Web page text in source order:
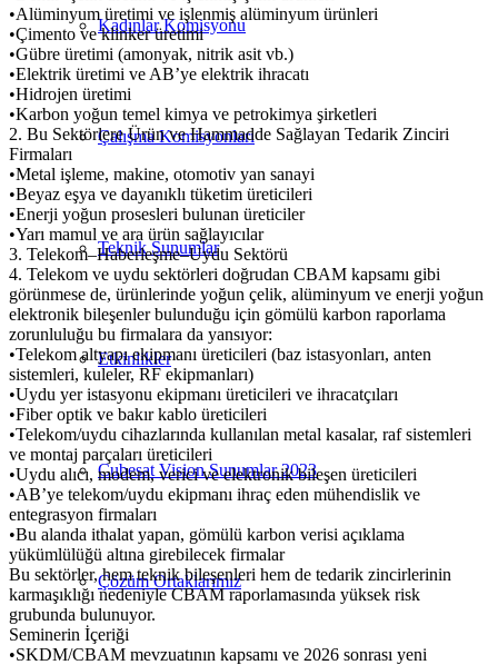
Kadınlar Komisyonu
Çalışma Komisyonları
Teknik Sunumlar
Etkinlikler
Cubesat Vision Sunumlar 2023
Çözüm Ortaklarımız
•Alüminyum üretimi ve işlenmiş alüminyum ürünleri
•Çimento ve klinker üretimi
•Gübre üretimi (amonyak, nitrik asit vb.)
•Elektrik üretimi ve AB’ye elektrik ihracatı
•Hidrojen üretimi
•Karbon yoğun temel kimya ve petrokimya şirketleri
2. Bu Sektörlere Ürün ve Hammadde Sağlayan Tedarik Zinciri
Firmaları
•Metal işleme, makine, otomotiv yan sanayi
•Beyaz eşya ve dayanıklı tüketim üreticileri
•Enerji yoğun prosesleri bulunan üreticiler
•Yarı mamul ve ara ürün sağlayıcılar
3. Telekom–Haberleşme–Uydu Sektörü
4. ⁠Telekom ve uydu sektörleri doğrudan CBAM kapsamı gibi
görünmese de, ürünlerinde yoğun çelik, alüminyum ve enerji yoğun
elektronik bileşenler bulunduğu için gömülü karbon raporlama
zorunluluğu bu firmalara da yansıyor:
•Telekom altyapı ekipmanı üreticileri (baz istasyonları, anten
sistemleri, kuleler, RF ekipmanları)
•Uydu yer istasyonu ekipmanı üreticileri ve ihracatçıları
•Fiber optik ve bakır kablo üreticileri
•Telekom/uydu cihazlarında kullanılan metal kasalar, raf sistemleri
ve montaj parçaları üreticileri
•Uydu alıcı, modem, verici ve elektronik bileşen üreticileri
•AB’ye telekom/uydu ekipmanı ihraç eden mühendislik ve
entegrasyon firmaları
•Bu alanda ithalat yapan, gömülü karbon verisi açıklama
yükümlülüğü altına girebilecek firmalar
Bu sektörler, hem teknik bileşenleri hem de tedarik zincirlerinin
karmaşıklığı nedeniyle CBAM raporlamasında yüksek risk
grubunda bulunuyor.
Seminerin İçeriği
•SKDM/CBAM mevzuatının kapsamı ve 2026 sonrası yeni